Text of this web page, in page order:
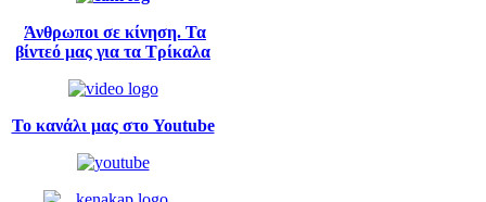
Άνθρωποι σε κίνηση. Τα
βίντεό μας για τα Τρίκαλα
Το κανάλι μας στο Youtube